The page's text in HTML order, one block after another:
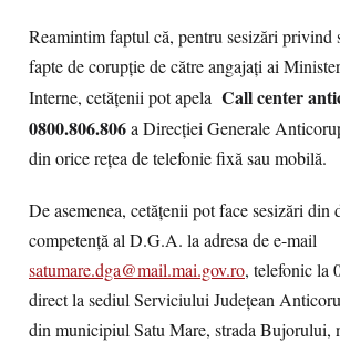
Reamintim faptul că, pentru sesizări privind
fapte de corupție de către angajați ai
Interne, cetățenii pot apela Call center
0800.806.806a Direcției Generale
din orice rețea de telefonie fixă sau mobilă.
De asemenea, cetățenii pot face sesizări din
competență al D.G.A. la adresa de e-mail
satumare.dga@mail.mai.gov.ro, telefonic la
direct la sediul Serviciului Județean
din municipiul Satu Mare, strada Bujorului,